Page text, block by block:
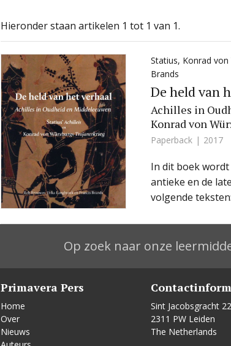
Hieronder staan artikelen 1 tot 1 van 1.
Statius, Konrad
Brands
De held van
Achilles in
Konrad von
Paperback 2017
In dit boek
antieke en de
volgende
Op zoek naar onze
Primavera Pers
Home
Over
Nieuws
Sint Jacobsgracht
2311 PW Leiden
The Netherlands